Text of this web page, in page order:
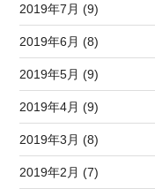
2019年7月 (9)
2019年6月 (8)
2019年5月 (9)
2019年4月 (9)
2019年3月 (8)
2019年2月 (7)